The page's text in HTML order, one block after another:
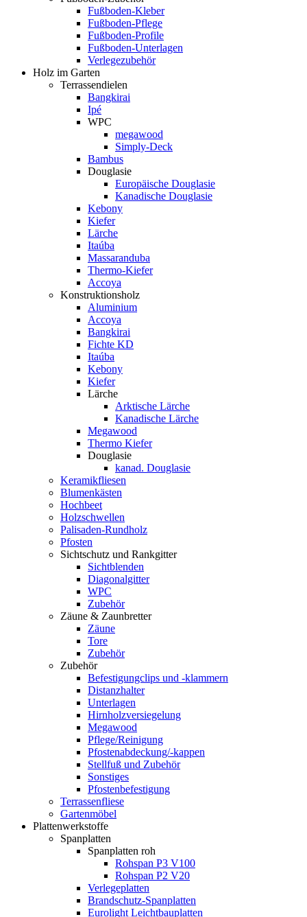
Fußboden-Kleber
Fußboden-Pflege
Fußboden-Profile
Fußboden-Unterlagen
Verlegezubehör
Holz im Garten
Terrassendielen
Bangkirai
Ipé
WPC
megawood
Simply-Deck
Bambus
Douglasie
Europäische Douglasie
Kanadische Douglasie
Kebony
Kiefer
Lärche
Itaúba
Massaranduba
Thermo-Kiefer
Accoya
Konstruktionsholz
Aluminium
Accoya
Bangkirai
Fichte KD
Itaúba
Kebony
Kiefer
Lärche
Arktische Lärche
Kanadische Lärche
Megawood
Thermo Kiefer
Douglasie
kanad. Douglasie
Keramikfliesen
Blumenkästen
Hochbeet
Holzschwellen
Palisaden-Rundholz
Pfosten
Sichtschutz und Rankgitter
Sichtblenden
Diagonalgitter
WPC
Zubehör
Zäune & Zaunbretter
Zäune
Tore
Zubehör
Zubehör
Befestigungclips und -klammern
Distanzhalter
Unterlagen
Hirnholzversiegelung
Megawood
Pflege/Reinigung
Pfostenabdeckung/-kappen
Stellfuß und Zubehör
Sonstiges
Pfostenbefestigung
Terrassenfliese
Gartenmöbel
Plattenwerkstoffe
Spanplatten
Spanplatten roh
Rohspan P3 V100
Rohspan P2 V20
Verlegeplatten
Brandschutz-Spanplatten
Eurolight Leichtbauplatten